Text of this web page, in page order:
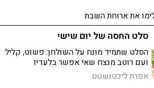
את ארוחת השבת
סלט החסה של יום שישי
הסלט שתמיד מונח על השולחן: פשוט, קליל
ועם רוטב מנצח שאי אפשר בלעדיו
אפרת ליכטנשטט